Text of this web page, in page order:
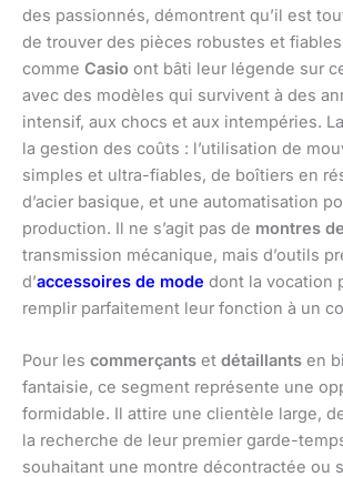
des passionnés, démontrent qu’il est
de trouver des pièces robustes et
comme Casio ont bâti leur légende sur
avec des modèles qui survivent à des
intensif, aux chocs et aux intempéries.
la gestion des coûts : l’utilisation de
simples et ultra-fiables, de boîtiers en
d’acier basique, et une automatisation
production. Il ne s’agit pas de montres
transmission mécanique, mais d’outils
d’accessoires de mode dont la vocation
remplir parfaitement leur fonction à un
Pour les commerçants et détaillants en
fantaisie, ce segment représente une
formidable. Il attire une clientèle large,
la recherche de leur premier garde-
souhaitant une montre décontractée ou